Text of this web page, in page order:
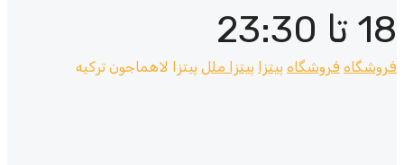
18 تا 23:30
فروشگاه فروشگاه پیتزا پیتزا ملل پیتزا لاهماجون ترکیه